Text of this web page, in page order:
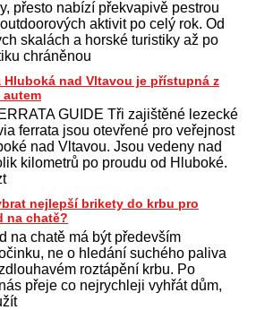
přesto nabízí překvapivě pestrou
aktivit po celý rok. Od
skalách a horské turistiky až po
chráněnou
Hluboká nad Vltavou je přístupná z
GUIDE Tři zajištěné lezecké
ferrata jsou otevřené pro veřejnost
nad Vltavou. Jsou vedeny nad
kilometrů po proudu od Hluboké.
nejlepší brikety do krbu pro
na chatě?
na chatě má být především
ne o hledání suchého paliva
roztápění krbu. Po
přeje co nejrychleji vyhřát dům,